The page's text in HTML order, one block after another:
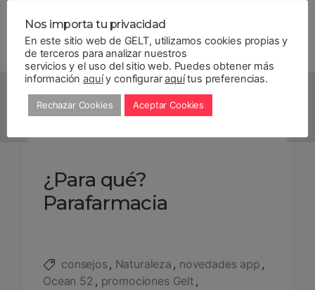
también usa un envase 100% reciclable.
[siteorigin_widget
class=»SiteOrigin_Widget_Image_Widget»]
¿Para qué?
Parafarmacia
consejos Naturaleza
novedades app
Ocean 52
promociones Gelt
Nos importa tu privacidad
En este sitio web de GELT, utilizamos cookies propias y
de terceros para analizar nuestros
servicios y el uso del sitio web. Puedes obtener más
informaciónaquíy configuraraquítus preferencias.
Rechazar Cookies Aceptar Cookies